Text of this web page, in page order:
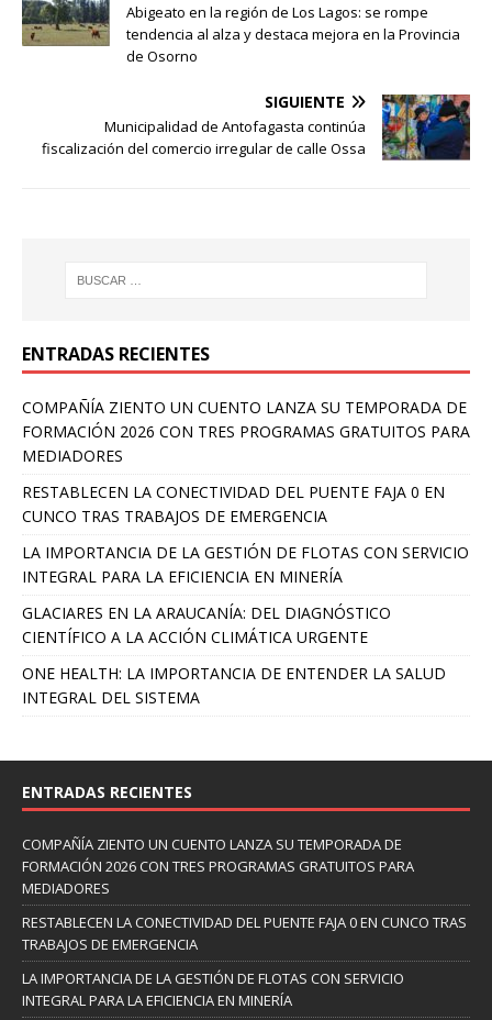
Abigeato en la región de Los Lagos: se rompe
tendencia al alza y destaca mejora en la Provincia
de Osorno
SIGUIENTE
Municipalidad de Antofagasta continúa
fiscalización del comercio irregular de calle Ossa
ENTRADAS RECIENTES
COMPAÑÍA ZIENTO UN CUENTO LANZA SU TEMPORADA DE
FORMACIÓN 2026 CON TRES PROGRAMAS GRATUITOS PARA
MEDIADORES
RESTABLECEN LA CONECTIVIDAD DEL PUENTE FAJA 0 EN
CUNCO TRAS TRABAJOS DE EMERGENCIA
LA IMPORTANCIA DE LA GESTIÓN DE FLOTAS CON SERVICIO
INTEGRAL PARA LA EFICIENCIA EN MINERÍA
GLACIARES EN LA ARAUCANÍA: DEL DIAGNÓSTICO
CIENTÍFICO A LA ACCIÓN CLIMÁTICA URGENTE
ONE HEALTH: LA IMPORTANCIA DE ENTENDER LA SALUD
INTEGRAL DEL SISTEMA
ENTRADAS RECIENTES
COMPAÑÍA ZIENTO UN CUENTO LANZA SU TEMPORADA DE
FORMACIÓN 2026 CON TRES PROGRAMAS GRATUITOS PARA
MEDIADORES
RESTABLECEN LA CONECTIVIDAD DEL PUENTE FAJA 0 EN CUNCO TRAS
TRABAJOS DE EMERGENCIA
LA IMPORTANCIA DE LA GESTIÓN DE FLOTAS CON SERVICIO
INTEGRAL PARA LA EFICIENCIA EN MINERÍA